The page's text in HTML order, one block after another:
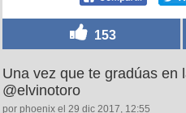
153
Una vez que te gradúas en
@elvinotoro
por phoenix el 29 dic 2017, 12:55